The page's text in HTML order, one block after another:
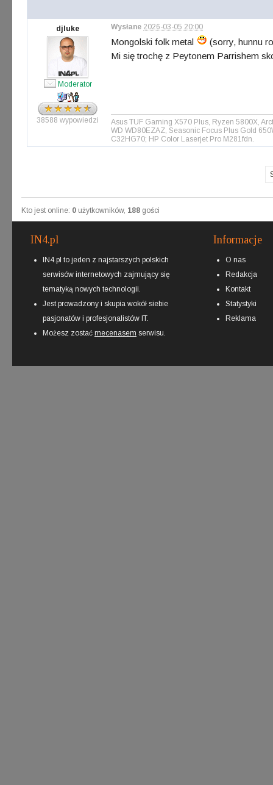
djluke
Moderator
38588 wypowiedzi
Wysłane 2026-03-05 20:00
Mongolski folk metal
(sorry, hunnu
Mi się trochę z Peytonem Parrishem
Asus TUF Gaming X570 Plus, Ryzen 5800X,
WD WD80EZAZ, Seasonic Focus Plus Gold
C32HG70; HP Color Laserjet Pro M281fdn.
Kto jest online: 0 użytkowników, 188 gości
IN4.pl
IN4.pl to jeden z najstarszych polskich
serwisów internetowych zajmujący się
tematyką nowych technologii.
Jest prowadzony i skupia wokół siebie
pasjonatów i profesjonalistów IT.
Możesz zostać mecenasem serwisu.
Informacje
O nas
Redakcja
Kontakt
Statystyki
Reklama